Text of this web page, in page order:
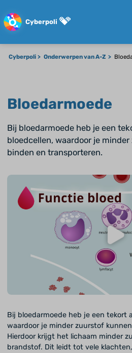
Cyberpoli
Cyberpoli Onderwerpen van A-Z
Bloedarmoede
Bij bloedarmoede heb je een
bloedcellen, waardoor je
binden en transporteren.
Bij bloedarmoede heb je een tekort
waardoor je minder zuurstof
Hierdoor krijgt het lichaam minder
brandstof. Dit leidt tot vele